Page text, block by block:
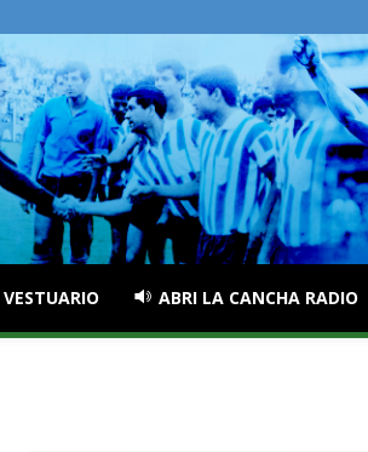
ABRI LA CANCHA RADIO